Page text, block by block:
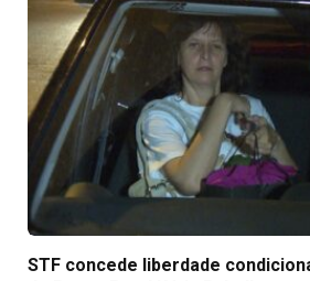
STF concede liberdade